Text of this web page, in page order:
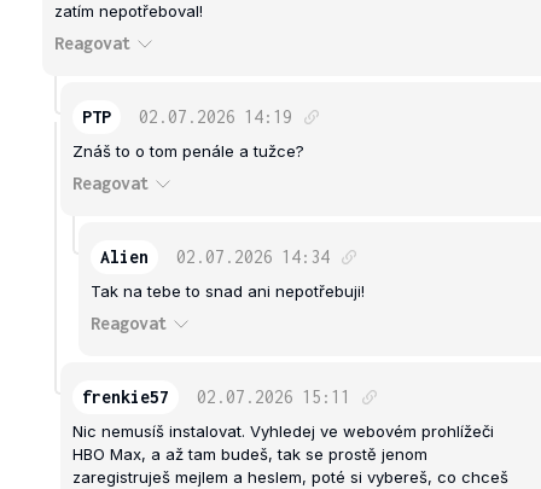
zatím nepotřeboval!
Reagovat
PTP 02.07.2026 14:19
Znáš to o tom penále a tužce?
Reagovat
Alien 02.07.2026 14:34
Tak na tebe to snad ani nepotřebuji!
Reagovat
frenkie57 02.07.2026 15:11
Nic nemusíš instalovat. Vyhledej ve webovém prohlížeči
HBO Max, a až tam budeš, tak se prostě jenom
zaregistruješ mejlem a heslem, poté si vybereš, co chceš